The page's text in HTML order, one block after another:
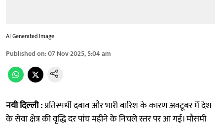
AI Generated Image
Published on:07 Nov 2025, 5:04 am
नयी दिल्ली :प्रतिस्पर्धी दबाव और भारी बारिश के कारण अक्टूबर में देश
के सेवा क्षेत्र की वृद्धि दर पांच महीने के निचले स्तर पर आ गई। मौसमी